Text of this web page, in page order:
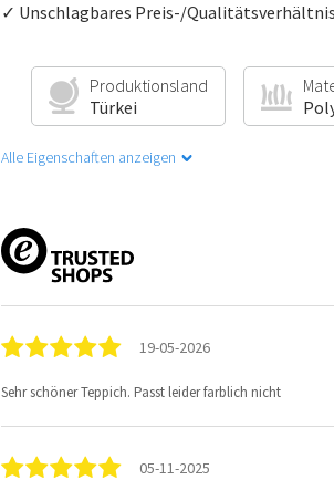
✓ Unschlagbares Preis-/
Produktionsland
Türkei
Alle Eigenschaften anzeigen
19-05-2026
Sehr schöner Teppich. Passt leider farblich nicht
05-11-2025